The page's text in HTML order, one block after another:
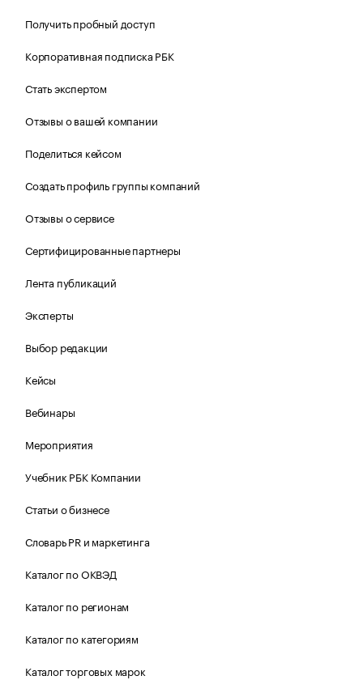
Получить пробный доступ
Корпоративная подписка РБК
Стать экспертом
Отзывы о вашей компании
Поделиться кейсом
Создать профиль группы компаний
Отзывы о сервисе
Сертифицированные партнеры
Лента публикаций
Эксперты
Выбор редакции
Кейсы
Вебинары
Мероприятия
Учебник РБК Компании
Статьи о бизнесе
Словарь PR и маркетинга
Каталог по ОКВЭД
Каталог по регионам
Каталог по категориям
Каталог торговых марок